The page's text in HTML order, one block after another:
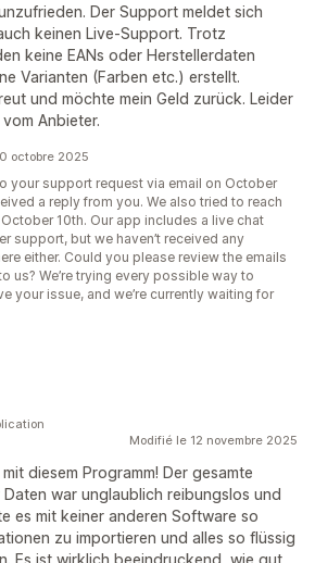
Der Support meldet sich
keinen Live-Support. Trotz
keine EANs oder Herstellerdaten
Varianten (Farben etc.) erstellt.
und möchte mein Geld zurück. Leider
Anbieter.
octobre 2025
your support request via email on October
a reply from you. We also tried to reach
10th. Our app includes a live chat
support, but we haven’t received any
either. Could you please review the emails
us? We’re trying every possible way to
your issue, and we’re currently waiting for
Modifié le 12 novembre 2025
diesem Programm! Der gesamte
war unglaublich reibungslos und
es mit keiner anderen Software so
zu importieren und alles so flüssig
Es ist wirklich beeindruckend, wie gut